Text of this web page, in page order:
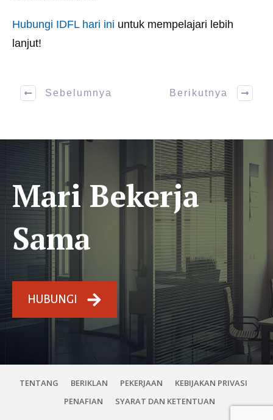
Hubungi IDFL hari ini untuk mempelajari lebih
lanjut!
Sebelumnya Berikutnya
Mari Bekerja
Sama
HUBUNGI
TENTANG BERIKLAN PEKERJAAN
KEBIJAKAN PRIVASI
PENAFIAN
SYARAT DAN KETENTUAN